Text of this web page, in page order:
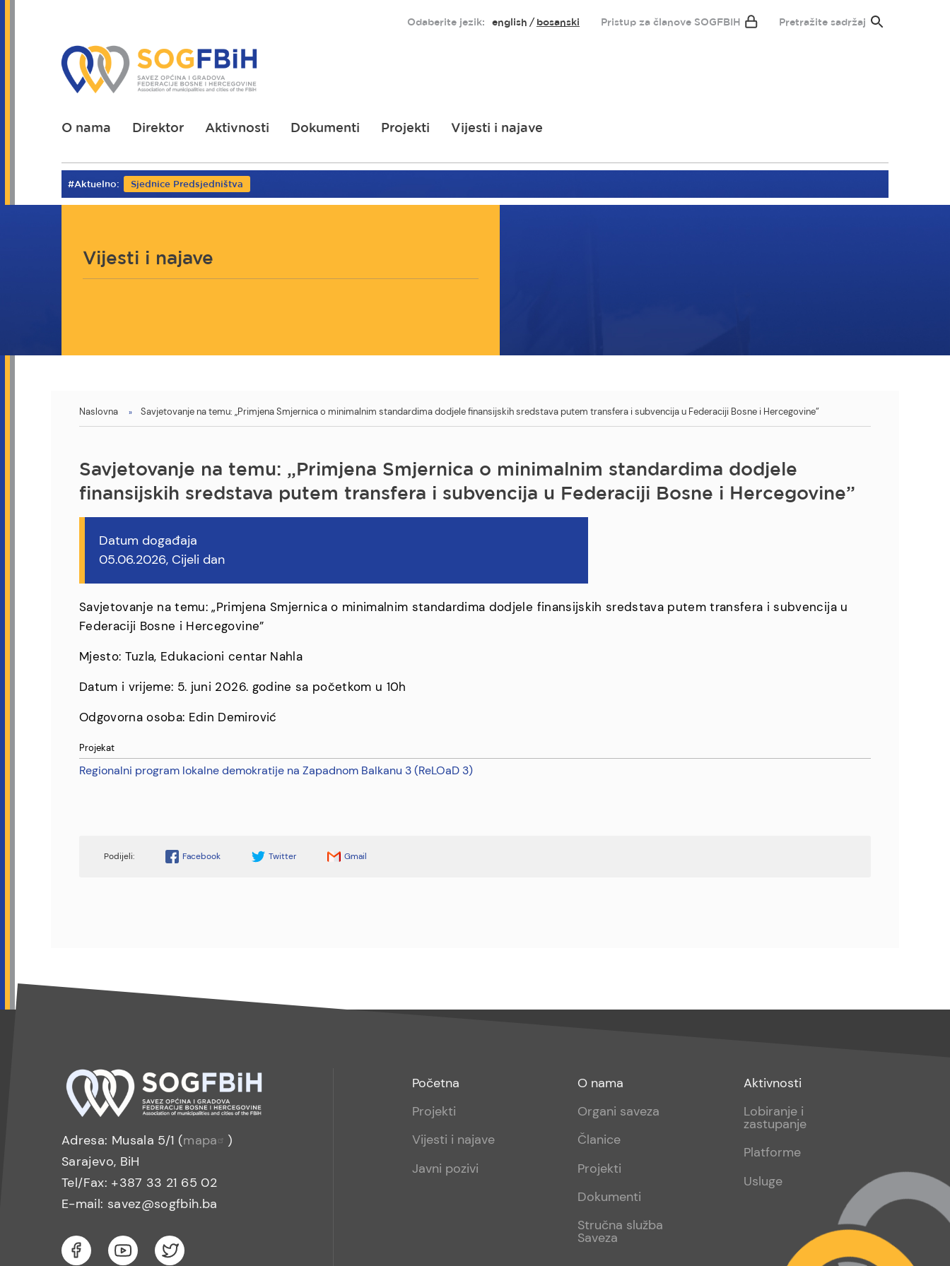
Odaberite jezik: english bosanski Pristup za članove SOGFBIH Pretražite sadržaj
O nama Direktor Aktivnosti Dokumenti Projekti Vijesti i najave
#Aktuelno: Sjednice Predsjedništva
Vijesti i najave
You
Naslovna Savjetovanje na temu: „Primjena Smjernica o minimalnim standardima dodjele finansijskih sredstava putem transfera i subvencija u Federaciji Bosne i Hercegovine”
Savjetovanje na temu: „Primjena Smjernica o minimalnim standardima dodjele
finansijskih sredstava putem transfera i subvencija u Federaciji Bosne i Hercegovine”
Datum događaja
05.06.2026, Cijeli dan
Savjetovanje na temu: „Primjena Smjernica o minimalnim standardima dodjele finansijskih sredstava putem transfera i subvencija u
Federaciji Bosne i Hercegovine”
Mjesto: Tuzla, Edukacioni centar Nahla
Datum i vrijeme: 5. juni 2026. godine sa početkom u 10h
Odgovorna osoba: Edin Demirović
Projekat
Regionalni program lokalne demokratije na Zapadnom Balkanu 3 (ReLOaD 3)
Facebook Twitter Gmail
Adresa: Musala 5/1 (mapa
)
Sarajevo, BiH
Tel/Fax: +387 33 21 65 02
E-mail: savez@sogfbih.ba
Footer
menu
Početna
Projekti
Vijesti i najave
Javni pozivi
Footer
sub
O nama
Organi saveza
Članice
Projekti
Dokumenti
Stručna služba
Saveza
Footer
sub
Aktivnosti
Lobiranje i
zastupanje
Platforme
Usluge